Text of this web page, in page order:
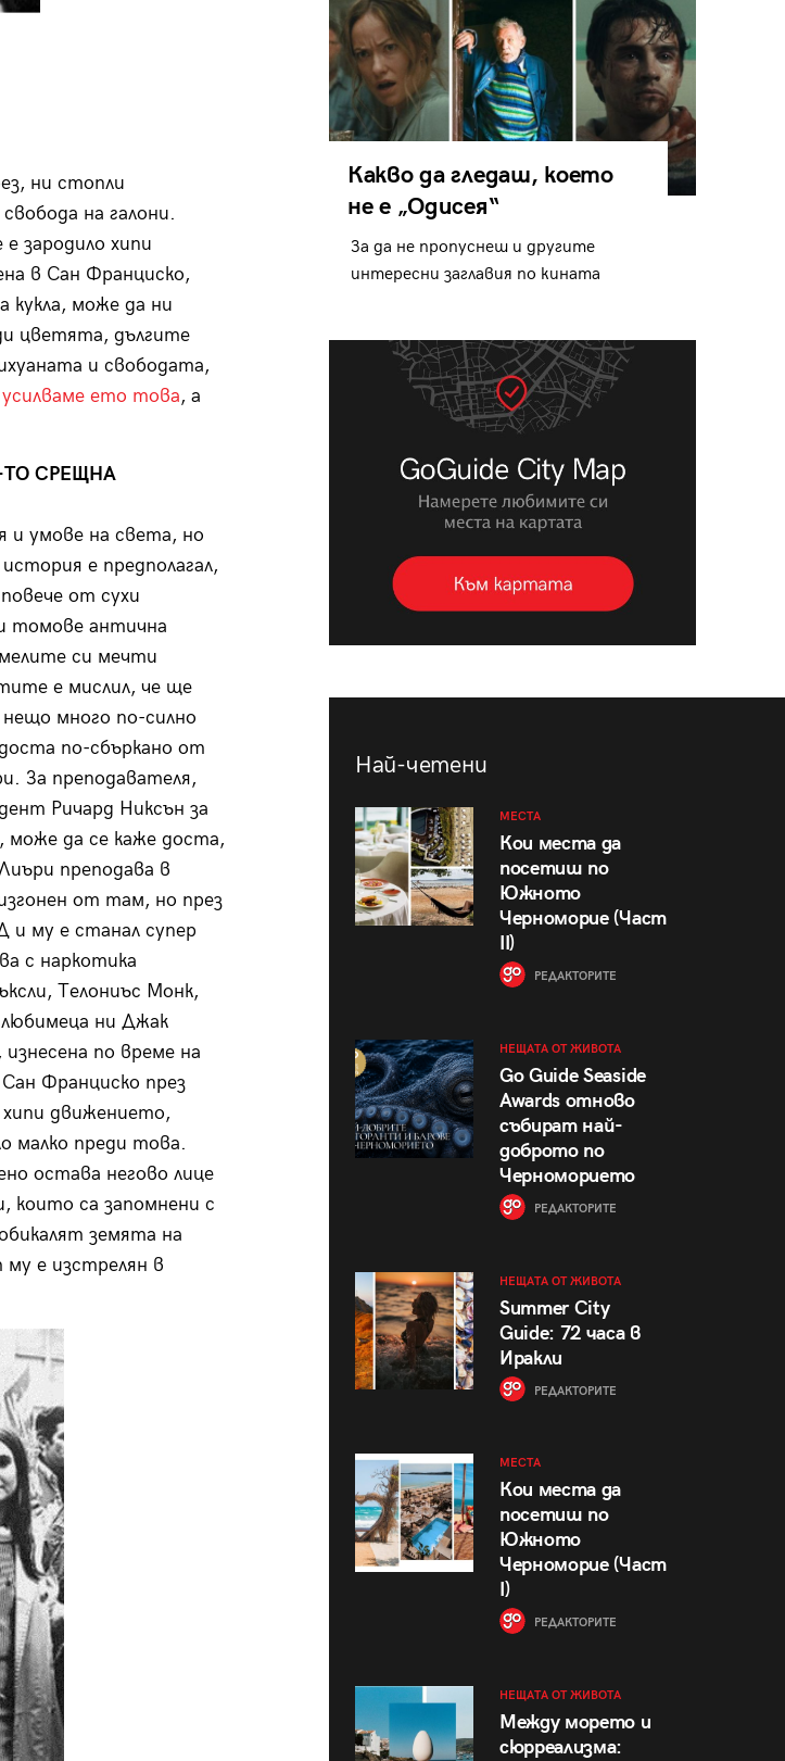
ни стопли
на галони.
зародило хипи
в Сан Франциско,
кукла, може да ни
цветята, дългите
и свободата,
усилваме ето това, а
ТО СРЕЩНА
и умове на света, но
е предполагал,
от сухи
томове антична
си мечти
е мислил, че ще
нещо много по-силно
по-сбъркано от
За преподавателя,
Ричард Никсън за
може да се каже доста,
преподава в
от там, но през
и му е станал супер
с наркотика
Телониъс Монк,
ни Джак
по време на
Франциско през
движението,
малко преди това.
остава негово лице
които са запомнени с
земята на
е изстрелян в
Какво да гледаш, което
не е „Одисея“
За да не пропуснеш и другите
интересни заглавия по кината
Най-четени
МЕСТА
Кои места да
посетиш по
Южното
Черноморие (Част
II)
РЕДАКТОРИТЕ
НЕЩАТА ОТ ЖИВОТА
Go Guide Seaside
Awards отново
събират най-
доброто по
Черноморието
РЕДАКТОРИТЕ
НЕЩАТА ОТ ЖИВОТА
Summer City
Guide: 72 часа в
Иракли
РЕДАКТОРИТЕ
МЕСТА
Кои места да
посетиш по
Южното
Черноморие (Част
I)
РЕДАКТОРИТЕ
НЕЩАТА ОТ ЖИВОТА
Между морето и
сюрреализма: